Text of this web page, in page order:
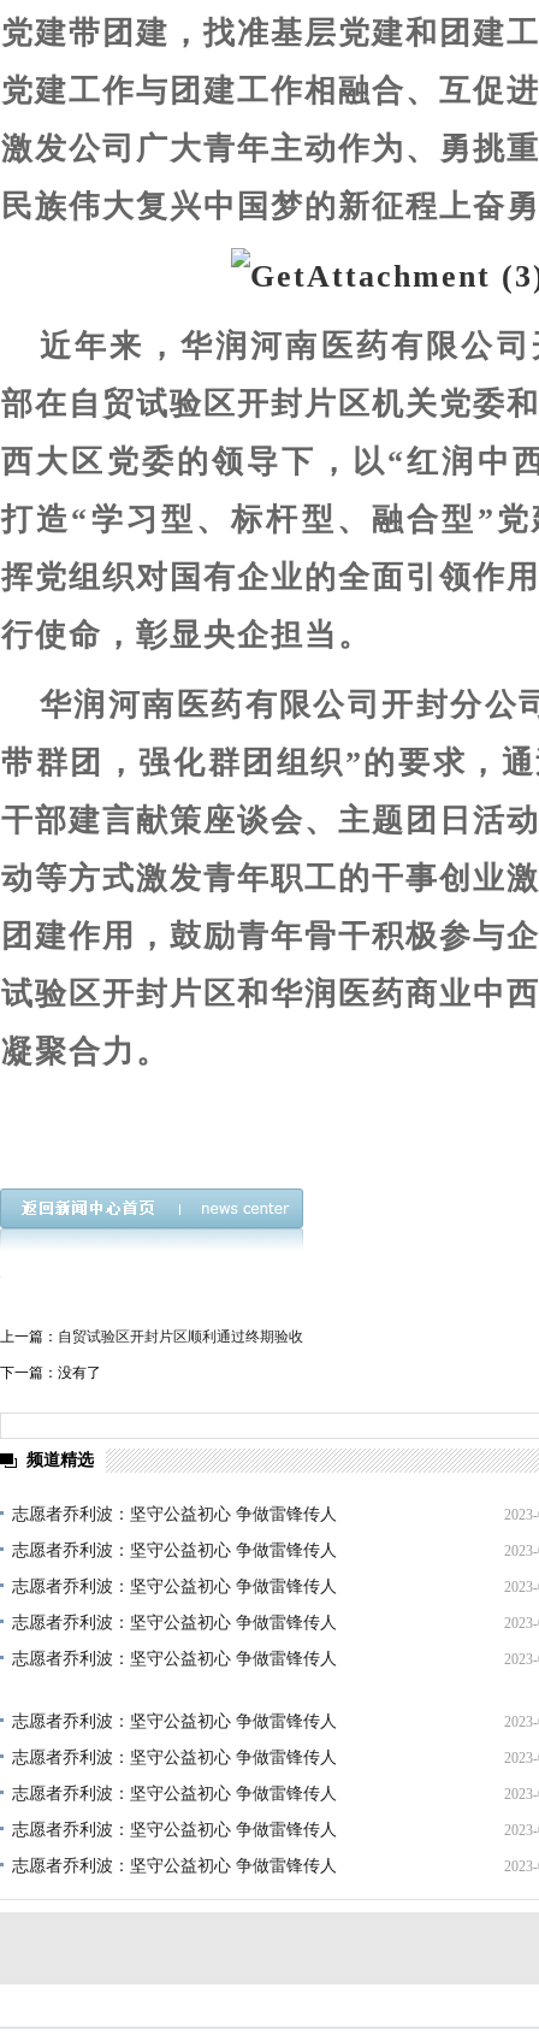
党建带团建，找准基层党建和团建
党建工作与团建工作相融合、互促
激发公司广大青年主动作为、勇挑
民族伟大复兴中国梦的新征程上奋
近年来，华润河南医药有限公
部在自贸试验区开封片区机关党委
西大区党委的领导下，以“红润中
打造“学习型、标杆型、融合型”
挥党组织对国有企业的全面引领作
行使命，彰显央企担当。
华润河南医药有限公司开封分公
带群团，强化群团组织”的要求，
干部建言献策座谈会、主题团日活
动等方式激发青年职工的干事创业
团建作用，鼓励青年骨干积极参与
试验区开封片区和华润医药商业中
凝聚合力。
上一篇： 自贸试验区开封片区顺利通过终期验收
下一篇：没有了
频道精选
志愿者乔利波：坚守公益初心 争做雷锋传人
志愿者乔利波：坚守公益初心 争做雷锋传人
志愿者乔利波：坚守公益初心 争做雷锋传人
志愿者乔利波：坚守公益初心 争做雷锋传人
志愿者乔利波：坚守公益初心 争做雷锋传人
志愿者乔利波：坚守公益初心 争做雷锋传人
志愿者乔利波：坚守公益初心 争做雷锋传人
志愿者乔利波：坚守公益初心 争做雷锋传人
志愿者乔利波：坚守公益初心 争做雷锋传人
志愿者乔利波：坚守公益初心 争做雷锋传人